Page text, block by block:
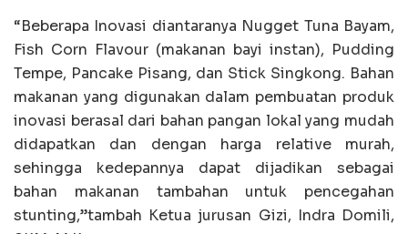
“Beberapa Inovasi diantaranya Nugget Tuna Bayam,
Fish Corn Flavour (makanan bayi instan), Pudding
Tempe, Pancake Pisang, dan Stick Singkong. Bahan
makanan yang digunakan dalam pembuatan produk
inovasi berasal dari bahan pangan lokal yang mudah
didapatkan dan dengan harga relative murah,
sehingga kedepannya dapat dijadikan sebagai
bahan makanan tambahan untuk pencegahan
stunting,”tambah Ketua jurusan Gizi, Indra Domili,